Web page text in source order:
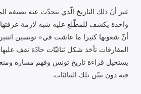
‬فيه‭ ‬دون‭ ‬تبيّن‭ ‬تلك‭ ‬الثنائيّات‭. ‬